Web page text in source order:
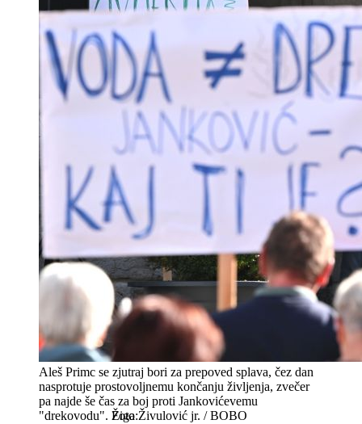
Aleš Primc se zjutraj bori za prepoved splava, čez dan
nasprotuje prostovoljnemu končanju življenja, zvečer
pa najde še čas za boj proti Jankovićevemu
"drekovodu". Žiga Živulović jr. / BOBO